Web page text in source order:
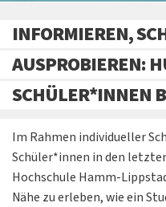
INFORMIEREN,
AUSPROBIEREN:
SCHÜLER*INNEN
Im Rahmen individueller
Schüler*innen in den
Hochschule Hamm-
Nähe zu erleben, wie ein